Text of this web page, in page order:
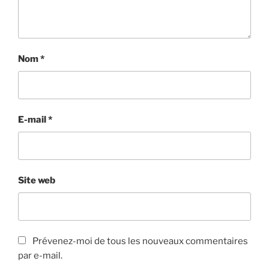
Nom*
E-mail*
Site web
Prévenez-moi de tous les nouveaux commentaires
par e-mail.